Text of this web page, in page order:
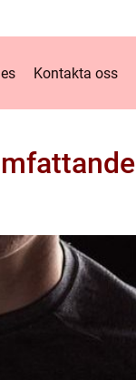
Kontakta oss